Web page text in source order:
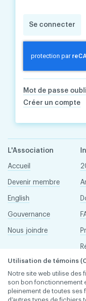
Se connecter
Mot de passe
Créer un compte
L'Association
Accueil
Devenir membre
English
Gouvernance
Nous joindre
À
Utilisation de témoins
Notre site web utilise des
son bon fonctionnement
pleinement de toutes ses